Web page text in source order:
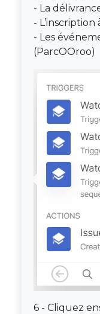
- La
-
- Les
(ParcOOroo)
6 - Cliquez